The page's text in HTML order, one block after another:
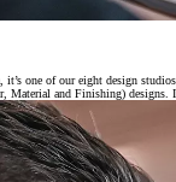
one of our eight design
and Finishing) designs.